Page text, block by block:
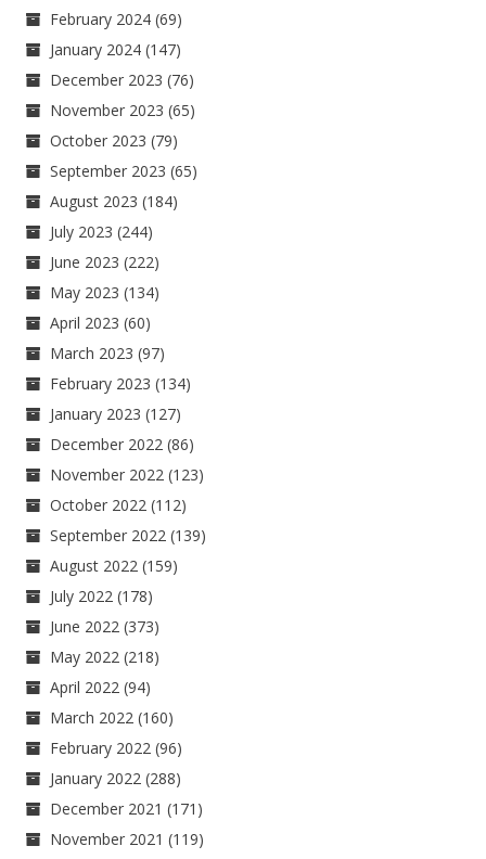
February 2024 (69)
January 2024 (147)
December 2023 (76)
November 2023 (65)
October 2023 (79)
September 2023 (65)
August 2023 (184)
July 2023 (244)
June 2023 (222)
May 2023 (134)
April 2023 (60)
March 2023 (97)
February 2023 (134)
January 2023 (127)
December 2022 (86)
November 2022 (123)
October 2022 (112)
September 2022 (139)
August 2022 (159)
July 2022 (178)
June 2022 (373)
May 2022 (218)
April 2022 (94)
March 2022 (160)
February 2022 (96)
January 2022 (288)
December 2021 (171)
November 2021 (119)